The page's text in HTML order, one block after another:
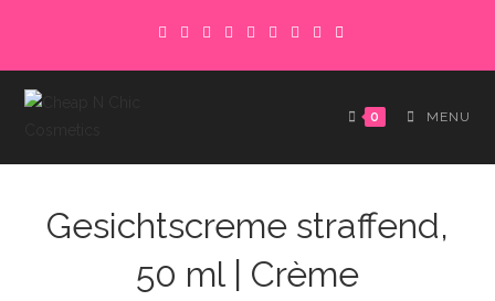
content
0 MENU
Gesichtscreme straffend,
50 ml | Crème